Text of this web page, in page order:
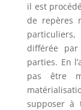
il est
de repères
différée
parties. En
pas être
supposer à